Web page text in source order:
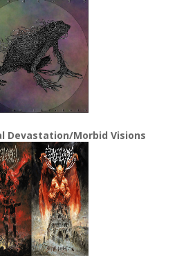
Devastation/Morbid Visions